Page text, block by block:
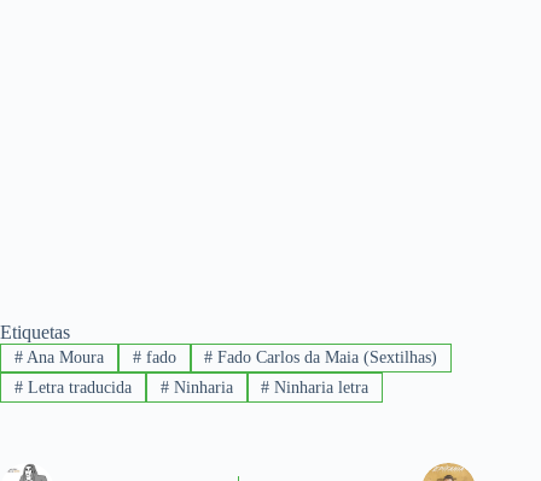
Etiquetas
#Ana Moura #fado # Fado Carlos da Maia (Sextilhas)
#Letra traducida #Ninharia # Ninharia letra